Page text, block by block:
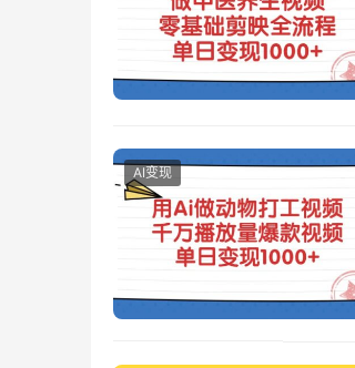
AI变现